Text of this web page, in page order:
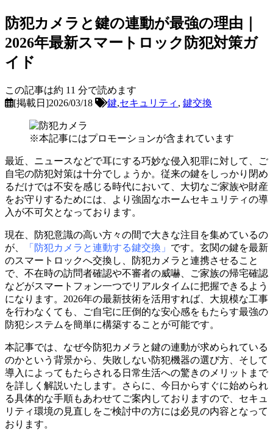
防犯カメラと鍵の連動が最強の理由｜
2026年最新スマートロック防犯対策ガ
イド
この記事は約 11 分で読めます
[掲載日]2026/03/18
鍵,セキュリティ , 鍵交換
※本記事にはプロモーションが含まれています
最近、ニュースなどで耳にする巧妙な侵入犯罪に対して、ご
自宅の防犯対策は十分でしょうか。従来の鍵をしっかり閉め
るだけでは不安を感じる時代において、大切なご家族や財産
をお守りするためには、より強固なホームセキュリティの導
入が不可欠となっております。
現在、防犯意識の高い方々の間で大きな注目を集めているの
が、
「防犯カメラと連動する鍵交換」 です。玄関の鍵を最新
のスマートロックへ交換し、防犯カメラと連携させること
で、不在時の訪問者確認や不審者の威嚇、ご家族の帰宅確認
などがスマートフォン一つでリアルタイムに把握できるよう
になります。2026年の最新技術を活用すれば、大規模な工事
を行わなくても、ご自宅に圧倒的な安心感をもたらす最強の
防犯システムを簡単に構築することが可能です。
本記事では、なぜ今防犯カメラと鍵の連動が求められている
のかという背景から、失敗しない防犯機器の選び方、そして
導入によってもたらされる日常生活への驚きのメリットまで
を詳しく解説いたします。さらに、今日からすぐに始められ
る具体的な手順もあわせてご案内しておりますので、セキュ
リティ環境の見直しをご検討中の方には必見の内容となって
おります。